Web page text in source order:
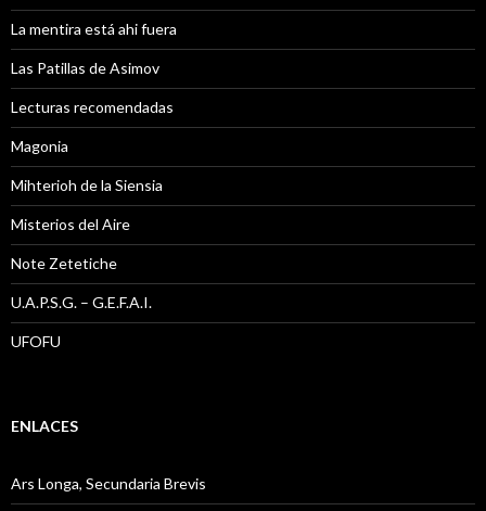
La mentira está ahi fuera
Las Patillas de Asimov
Lecturas recomendadas
Magonia
Mihterioh de la Siensia
Misterios del Aire
Note Zetetiche
U.A.P.S.G. – G.E.F.A.I.
UFOFU
ENLACES
Ars Longa, Secundaria Brevis